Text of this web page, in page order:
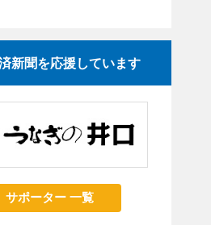
新聞を応援しています
サポーター 一覧